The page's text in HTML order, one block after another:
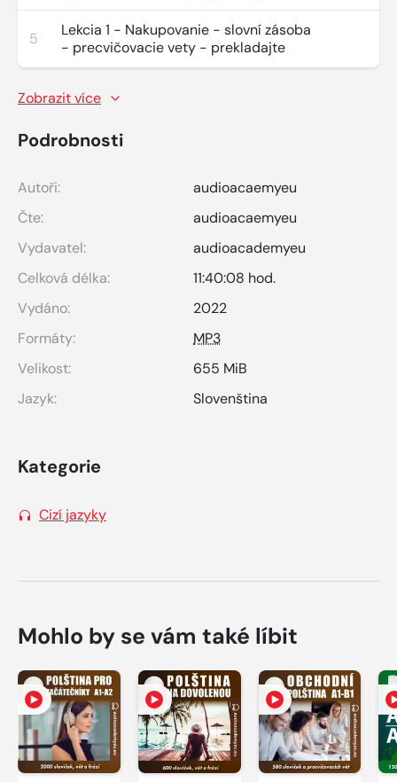
5
Lekcia 1 - Nakupovanie - slovní zásoba
- precvičovacie vety - prekladajte
Zobrazit více
Podrobnosti
Autoři:
audioacaemyeu
Čte:
audioacaemyeu
Vydavatel:
audioacademyeu
Celková délka:
11:40:08 hod.
Vydáno:
2022
Formáty:
MP3
Velikost:
655 MiB
Jazyk:
Slovenština
Kategorie
Cizí jazyky
Mohlo by se vám také líbit